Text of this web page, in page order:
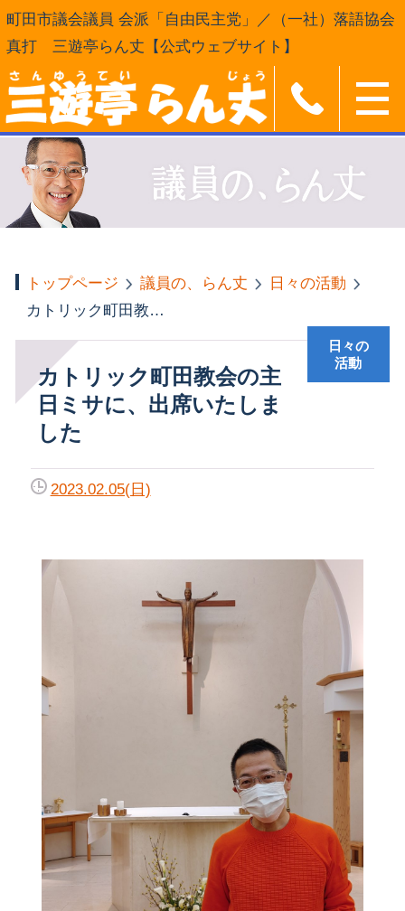
町田市議会議員 会派「自由民主党」／（一社）落語協会
真打 三遊亭らん丈【公式ウェブサイト】
トップページ 議員の、らん丈
日々の活動
カトリック町田教会の主日ミサに、出席いたしました
カトリック町田教会の主
日ミサに、出席いたしま
した
日々の
活動
2023.02.05(日)